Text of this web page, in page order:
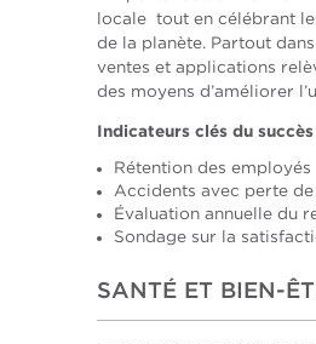
locale tout en célébrant
de la planète. Partout
ventes et applications
des moyens d’améliorer
Indicateurs clés du succès
Rétention des employés
Accidents avec perte
Évaluation annuelle du
Sondage sur la
SANTÉ ET BIEN-